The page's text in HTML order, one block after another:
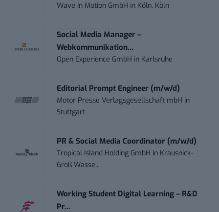
Wave In Motion GmbH in Köln, Köln
Social Media Manager –
Webkommunikation...
Open Experience GmbH in Karlsruhe
Editorial Prompt Engineer (m/w/d)
Motor Presse Verlagsgesellschaft mbH in
Stuttgart
PR & Social Media Coordinator (m/w/d)
Tropical Island Holding GmbH in Krausnick-
Groß Wasse...
Working Student Digital Learning – R&D
Pr...